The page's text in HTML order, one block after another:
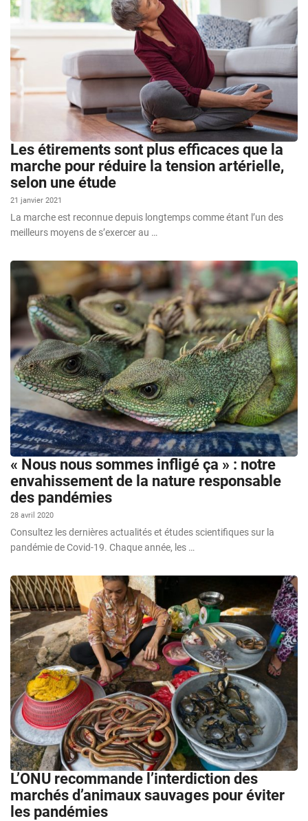
Les étirements sont plus efficaces que la
marche pour réduire la tension artérielle,
selon une étude
21 janvier 2021
La marche est reconnue depuis longtemps comme étant l’un des
meilleurs moyens de s’exercer au …
« Nous nous sommes infligé ça » : notre
envahissement de la nature responsable
des pandémies
28 avril 2020
Consultez les dernières actualités et études scientifiques sur la
pandémie de Covid-19. Chaque année, les …
L’ONU recommande l’interdiction des
marchés d’animaux sauvages pour éviter
les pandémies